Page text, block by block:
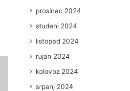
prosinac 2024
studeni 2024
listopad 2024
rujan 2024
kolovoz 2024
srpanj 2024